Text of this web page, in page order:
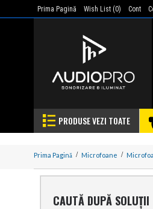
Prima Pagină Wish List (0) Cont
PRODUSE VEZI TOATE
Prima Pagină Microfoane
CAUTĂ DUPĂ SOLUȚII